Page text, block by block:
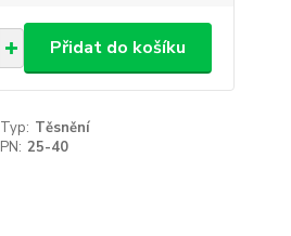
Přidat do košíku
Typ: Těsnění
PN: 25-40